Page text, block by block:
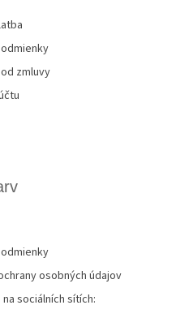
zmluvy
osobných údajov
sociálních sítích: